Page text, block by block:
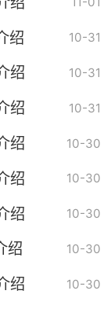
绍 10-31
绍 10-31
绍 10-31
绍 10-30
绍 10-30
绍 10-30
绍 10-30
绍 10-30